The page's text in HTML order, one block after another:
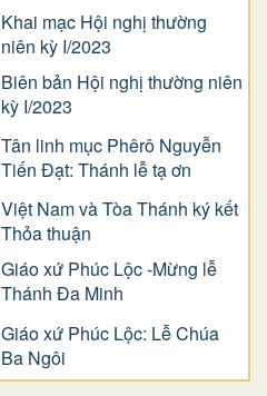
Khai mạc Hội nghị thường
niên kỳ I/2023
Biên bản Hội nghị thường niên
kỳ I/2023
Tân linh mục Phêrô Nguyễn
Tiến Đạt: Thánh lễ tạ ơn
Việt Nam và Tòa Thánh ký kết
Thỏa thuận
Giáo xứ Phúc Lộc -Mừng lễ
Thánh Đa Minh
Giáo xứ Phúc Lộc: Lễ Chúa
Ba Ngôi